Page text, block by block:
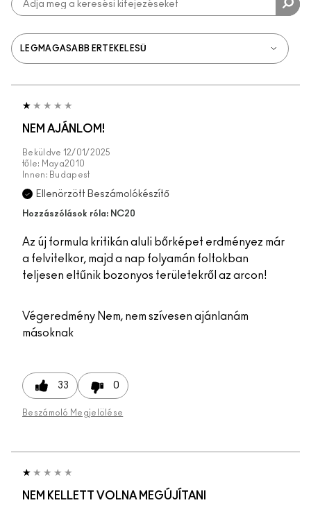
NEM AJÁNLOM!
Beküldve 12/01/2025
tőle: Maya2010
Innen: Budapest
Ellenörzött Beszámolókészítő
Hozzászólások róla: NC20
Az új formula kritikán aluli bőrképet erdményez már
a felvitelkor, majd a nap folyamán foltokban
teljesen eltűnik bozonyos területekről az arcon!
Végeredmény Nem, nem szívesen ajánlanám
másoknak
33 0
Beszámoló Megjelölése
NEM KELLETT VOLNA MEGÚJÍTANI